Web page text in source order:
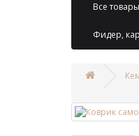
Все товары
Фидер,